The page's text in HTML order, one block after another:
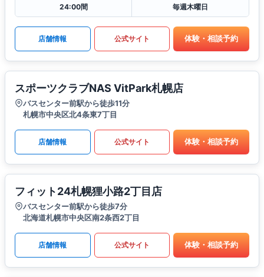
24:00間
毎週木曜日
店舗情報 公式サイト 体験・相談予約
スポーツクラブNAS VitPark札幌店
バスセンター前駅から徒歩11分
札幌市中央区北4条東7丁目
店舗情報 公式サイト 体験・相談予約
フィット24札幌狸小路2丁目店
バスセンター前駅から徒歩7分
北海道札幌市中央区南2条西2丁目
店舗情報 公式サイト 体験・相談予約